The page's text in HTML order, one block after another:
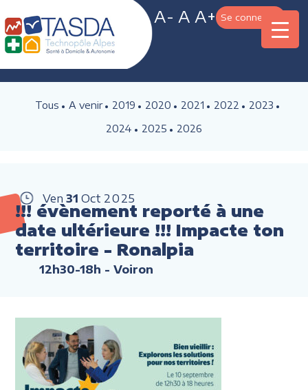
A- A A+ Se connecter
Tous A venir 2019 2020 2021 2022
2023
2024
2025 2026
Ven 31 Oct 2025
!!! évènement reporté à une
date ultérieure !!! Impacte ton
territoire - Ronalpia
12h30-18h - Voiron